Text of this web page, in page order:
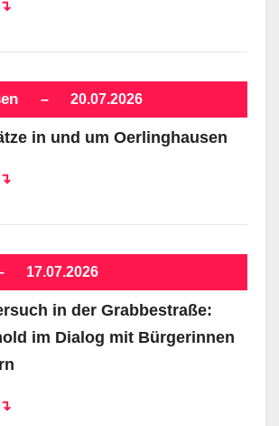
– 20.07.2026
in und um Oerlinghausen
17.07.2026
in der Grabbestraße:
im Dialog mit Bürgerinnen